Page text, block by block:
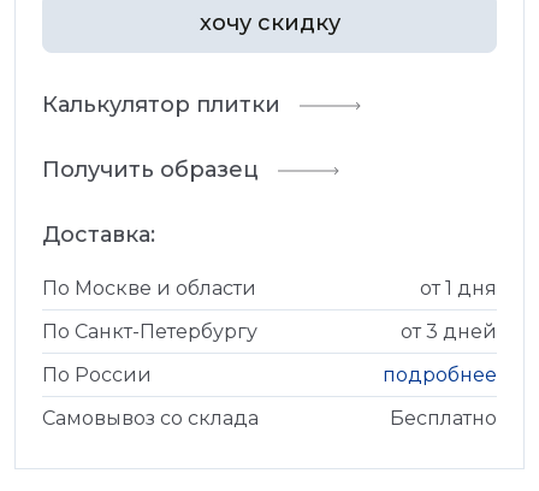
хочу скидку
Калькулятор плитки
Получить образец
Доставка:
По Москве и области
от 1 дня
По Санкт-Петербургу
от 3 дней
По России
подробнее
Самовывоз со склада
Бесплатно